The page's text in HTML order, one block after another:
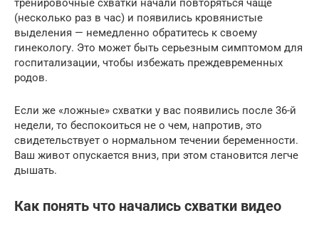
тренировочные схватки начали повторяться чаще
(несколько раз в час) и появились кровянистые
выделения — немедленно обратитесь к своему
гинекологу. Это может быть серьезным симптомом для
госпитализации, чтобы избежать преждевременных
родов.
Если же «ложные» схватки у вас появились после 36-й
недели, то беспокоиться не о чем, напротив, это
свидетельствует о нормальном течении беременности.
Ваш живот опускается вниз, при этом становится легче
дышать.
Как понять что начались схватки видео